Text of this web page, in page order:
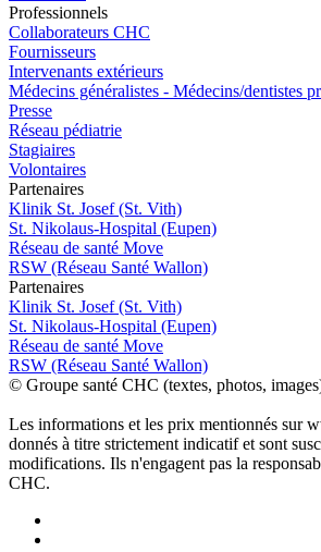
Professionnels
Collaborateurs CHC
Fournisseurs
Intervenants extérieurs
Médecins généralistes - Médecins/dentistes
Presse
Réseau pédiatrie
Stagiaires
Volontaires
Partenaires
Klinik St. Josef (St. Vith)
St. Nikolaus-Hospital (Eupen)
Réseau de santé Move
RSW (Réseau Santé Wallon)
Partenaires
Klinik St. Josef (St. Vith)
St. Nikolaus-Hospital (Eupen)
Réseau de santé Move
RSW (Réseau Santé Wallon)
© Groupe santé CHC (textes, photos,
Les informations et les prix mentionnés sur
donnés à titre strictement indicatif et sont
modifications. Ils n'engagent pas la
CHC.